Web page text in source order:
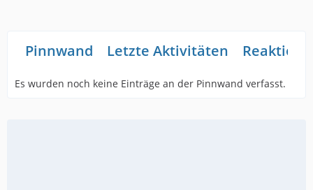
Pinnwand Letzte Aktivitäten
Es wurden noch keine Einträge an der Pinnwand verfasst.